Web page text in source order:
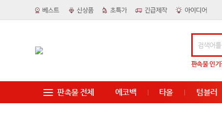
판촉물인기
판촉물 전체 에코백 타올 텀블러